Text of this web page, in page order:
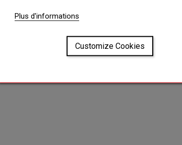
Plus d'informations
Customize Cookies